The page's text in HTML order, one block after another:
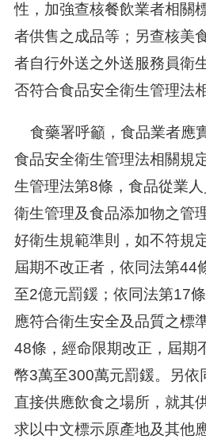
性，加強查核餐飲業者相關
者供售之成品等；另查核美
者自行外送之外送服務員衛
否符合食品安全衛生管理法
食藥署呼籲，食品業者應
食品安全衛生管理法相關規
生管理法第8條，食品從業
衛生管理及食品添加物之管
好衛生規範準則，如不符規
屆期不改正者，依同法第44
至2億元罰鍰；依同法第17
應符合衛生安全及品質之標
48條，經命限期改正，屆期
幣3萬至300萬元罰鍰。另依
直接供應飲食之場所，就其
求以中文標示原產地及其他